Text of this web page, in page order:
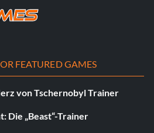
FEATURED GAMES
von Tschernobyl Trainer
Die „Beast“-Trainer